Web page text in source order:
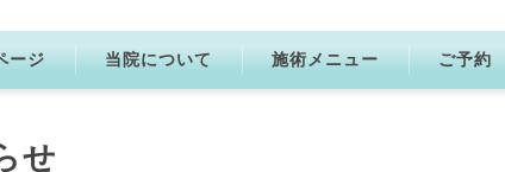
ージ 当院について 施術メニュー ご予約
せ